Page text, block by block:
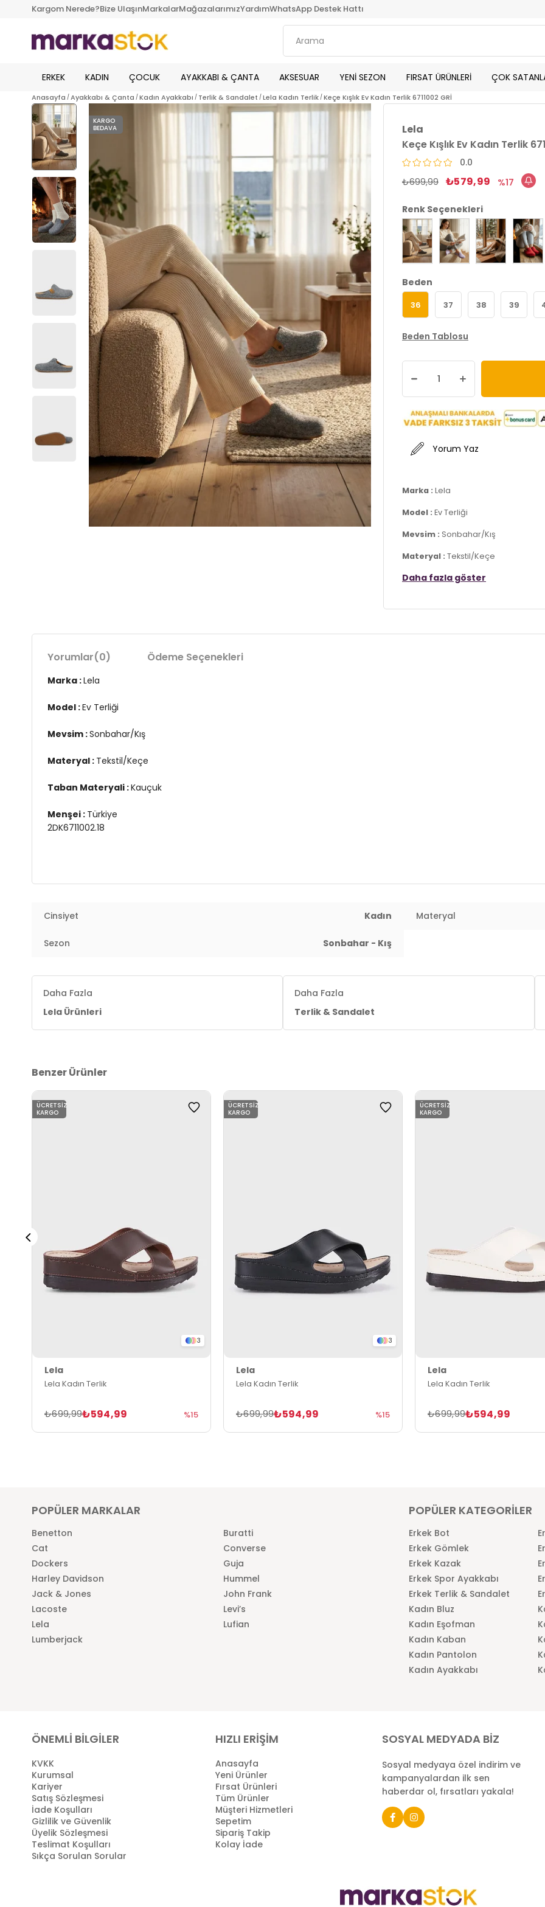
Kargom Nerede?Bize UlaşınMarkalarMağazalarımızYardımWhatsApp Destek Hattı
ERKEK KADIN ÇOCUK AYAKKABI & ÇANTA AKSESUAR YENİ SEZON FIRSAT ÜRÜNLERİ ÇOK
Anasayfa Ayakkabı & Çanta Kadın Ayakkabı Terlik & Sandalet Lela Kadın Terlik Keçe Kışlık Ev Kadın Terlik 6711002 GRİ
KARGO
BEDAVA
Lela
Keçe Kışlık Ev Kadın Terlik
0.0
₺699,99 ₺579,99 17
Renk Seçenekleri
Beden
36 37 38 39
Beden Tablosu
Yorum Yaz
Marka : Lela
Model : Ev Terliği
Mevsim : Sonbahar/Kış
Materyal : Tekstil/Keçe
Taban Materyali :Kauçuk
2DK6711002.18
Daha fazla göster
Yorumlar(0) Ödeme Seçenekleri
Marka :Lela
Model :Ev Terliği
Mevsim :Sonbahar/Kış
Materyal : Tekstil/Keçe
Taban Materyali :Kauçuk
Menşei : Türkiye
2DK6711002.18
Cinsiyet Kadın Materyal
Sezon Sonbahar - Kış
Daha Fazla
Lela Ürünleri
Daha Fazla
Terlik & Sandalet
Benzer Ürünler
3
Lela
Lela Kadın Terlik
₺594,99
₺699,99 %15
ÜCRETSIZ
KARGO
3
Lela
Lela Kadın Terlik
₺594,99
₺699,99 %15
ÜCRETSIZ
KARGO
Lela
Lela Kadın Terlik
₺594,99
₺699,99
ÜCRETSIZ
KARGO
POPÜLER MARKALAR
Benetton
Buratti
Cat
Converse
Dockers
Guja
Harley Davidson
Hummel
Jack & Jones
John Frank
Lacoste
Levi’s
Lela
Lufian
Lumberjack
POPÜLER KATEGORİLER
Erkek Bot
Erkek Gömlek
Erkek Kazak
Erkek Spor Ayakkabı
Erkek Terlik & Sandalet
Kadın Bluz
Kadın Eşofman
Kadın Kaban
Kadın Pantolon
Kadın Ayakkabı
ÖNEMLİ BİLGİLER
KVKK
Kurumsal
Kariyer
Satış Sözleşmesi
İade Koşulları
Gizlilik ve Güvenlik
Üyelik Sözleşmesi
Teslimat Koşulları
Sıkça Sorulan Sorular
HIZLI ERİŞİM
Anasayfa
Yeni Ürünler
Fırsat Ürünleri
Tüm Ürünler
Müşteri Hizmetleri
Sepetim
Sipariş Takip
Kolay İade
SOSYAL MEDYADA BİZ
Sosyal medyaya özel indirim ve
kampanyalardan ilk sen
haberdar ol, fırsatları yakala!